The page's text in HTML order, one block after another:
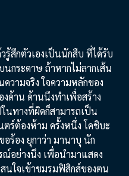
สึกตัวเองเป็นนักสืบ ที่ได้รับ
กระดาษ ถ้าหากไม่ลากเส้น
วามจริง ใจความหลักของ
ด้าน ด้านนึงทำเพื่อสร้าง
นทางที่ผิดก็สามารถเป็น
ตร์ต้องห้าม ครั้งหนึ่ง โคชิบะ
ร้อง ยุกาว่า มานาบุ นัก
อย่างนึง เพื่อนำมาแสดง
นใจเข้าชมรมฟิสิกส์ของตน